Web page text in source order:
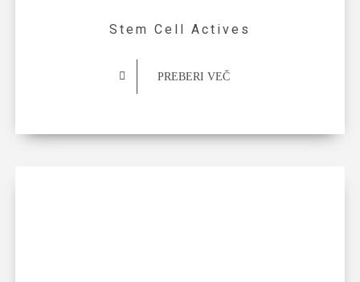
Stem Cell Actives
PREBERI VEČ